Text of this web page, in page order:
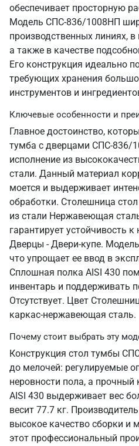
обеспечивает просторную
Модель СПС-836/1008НП
производственных линиях,
а также в качестве
Его конструкция идеально
требующих хранения
инструментов и
Ключевые особенности и
Главное достоинство,
тумба с дверцами СПС-836/
исполнение из
стали. Данный материал
моется и выдерживает
обработки. Столешница
из стали Нержавеющая
гарантирует устойчивость к
Дверцы - Двери-купе.
что упрощает ее ввод в
Сплошная полка AISI 430
инвентарь и поддерживать
Отсутствует. Цвет
каркас-нержавеющая сталь.
Почему стоит выбрать эту
Конструкция стол тумбы
до мелочей: регулируемые
неровности пола, а прочный
AISI 430 выдерживает вес
весит 77.7 кг.
высокое качество сборки и
этот профессиональный